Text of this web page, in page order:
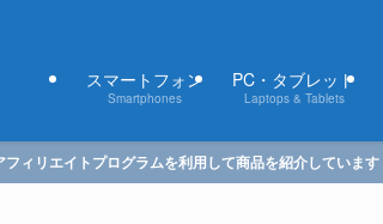
スマートフォン
Smartphones
PC・タブレット
Laptops & Tablets
フィリエイトプログラムを利用して商品を紹介しています